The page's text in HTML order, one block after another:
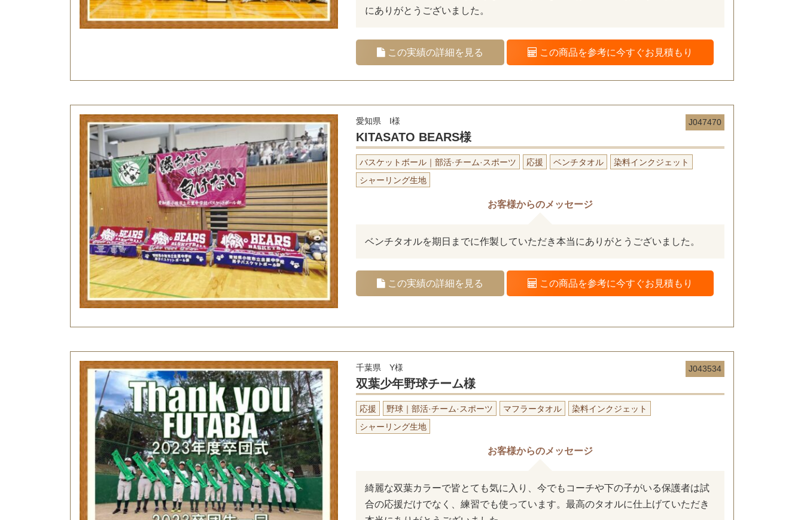
にありがとうございました。
この実績の詳細を見る この商品を参考に今すぐお見積もり
J047470
愛知県 I様
KITASATO BEARS様
バスケットボール｜部活·チーム·スポーツ 応援 ベンチタオル
染料インクジェット
シャーリング生地
お客様からのメッセージ
ベンチタオルを期日までに作製していただき本当にありがとうございました。
この実績の詳細を見る この商品を参考に今すぐお見積もり
J043534
千葉県 Y様
双葉少年野球チーム様
応援 野球｜部活·チーム·スポーツ マフラータオル
染料インクジェット
シャーリング生地
お客様からのメッセージ
綺麗な双葉カラーで皆とても気に入り、今でもコーチや下の子がいる保護者は試
合の応援だけでなく、練習でも使っています。最高のタオルに仕上げていただき